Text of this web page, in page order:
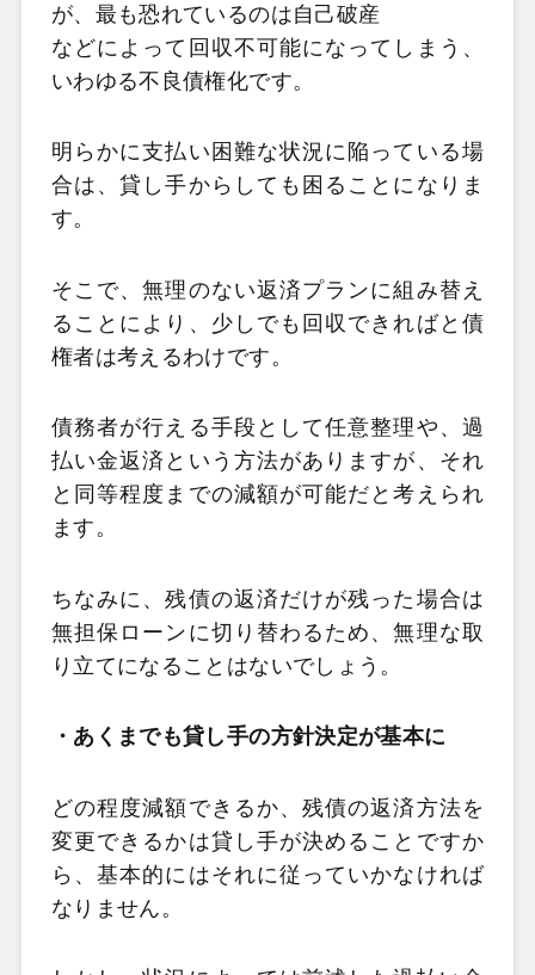
が、最も恐れているのは自己破産
などによって回収不可能になってしまう、
いわゆる不良債権化です。
明らかに支払い困難な状況に陥っている場
合は、貸し手からしても困ることになりま
す。
そこで、無理のない返済プランに組み替え
ることにより、少しでも回収できればと債
権者は考えるわけです。
債務者が行える手段として任意整理や、過
払い金返済という方法がありますが、それ
と同等程度までの減額が可能だと考えられ
ます。
ちなみに、残債の返済だけが残った場合は
無担保ローンに切り替わるため、無理な取
り立てになることはないでしょう。
・あくまでも貸し手の方針決定が基本に
どの程度減額できるか、残債の返済方法を
変更できるかは貸し手が決めることですか
ら、基本的にはそれに従っていかなければ
なりません。